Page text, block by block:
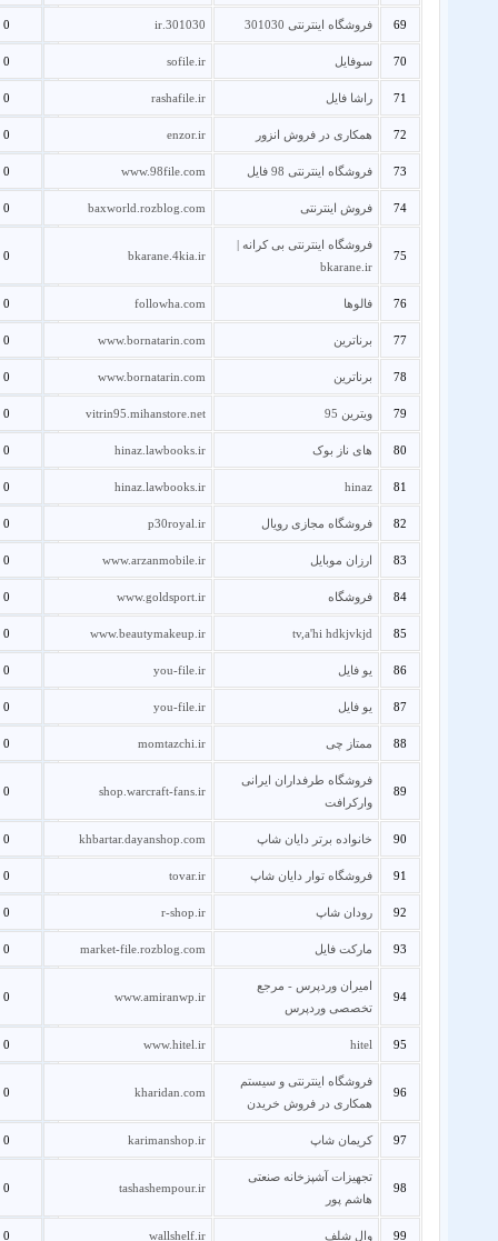
69 فروشگاه اینترنتی 301030 301030.ir
0
70 سوفایل sofile.ir
0
71 راشا فایل rashafile.ir
0
72 همکاری در فروش انزور enzor.ir
0
73 فروشگاه اینترنتی 98 فایل www.98file.com
0
74 فروش اینترنتی baxworld.rozblog.com
0
75
فروشگاه اینترنتی بی کرانه |
bkarane.ir
bkarane.4kia.ir
0
76 فالوها followha.com
0
77 برناترین www.bornatarin.com
0
78 برناترین www.bornatarin.com
0
79 ویترین 95 vitrin95.mihanstore.net
0
80 های ناز بوک hinaz.lawbooks.ir
0
81
hinaz
hinaz.lawbooks.ir
0
82 فروشگاه مجازی رویال p30royal.ir
0
83 ارزان موبایل www.arzanmobile.ir
0
84 فروشگاه www.goldsport.ir
0
85
tv,a'hi hdkjvkjd
www.beautymakeup.ir
0
86 یو فایل you-file.ir
0
87 یو فایل you-file.ir
0
88 ممتاز چی momtazchi.ir
0
89
فروشگاه طرفداران ایرانی
وارکرافت
shop.warcraft-fans.ir
0
90 خانواده برتر دایان شاپ khbartar.dayanshop.com
0
91 فروشگاه توار دایان شاپ tovar.ir
0
92 رودان شاپ r-shop.ir
0
93 مارکت فایل market-file.rozblog.com
0
94
امیران وردپرس - مرجع
تخصصی وردپرس
www.amiranwp.ir
0
95
hitel
www.hitel.ir
0
96
فروشگاه اینترنتی و سیستم
همکاری در فروش خریدن
kharidan.com
0
97 کریمان شاپ karimanshop.ir
0
98
تجهیزات آشپزخانه صنعتی
هاشم پور
tashashempour.ir
0
99 وال شلف wallshelf.ir
0